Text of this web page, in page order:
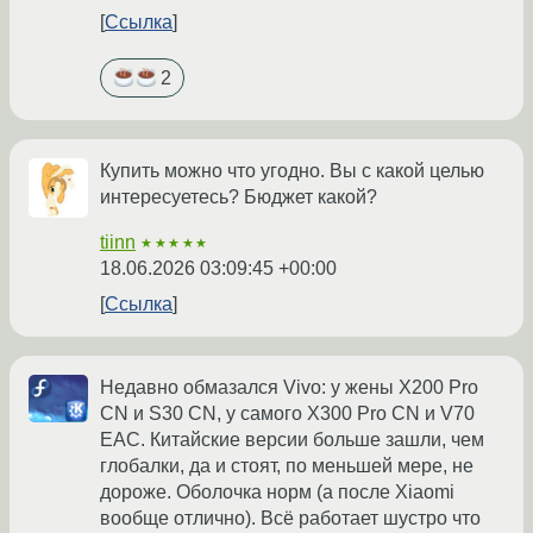
Ссылка
2
Купить можно что угодно. Вы с какой целью
интересуетесь? Бюджет какой?
tiinn ★★★★★
18.06.2026 03:09:45 +00:00
Ссылка
Недавно обмазался Vivo: у жены X200 Pro
CN и S30 CN, у самого X300 Pro CN и V70
EAC. Китайские версии больше зашли, чем
глобалки, да и стоят, по меньшей мере, не
дороже. Оболочка норм (а после Xiaomi
вообще отлично). Всё работает шустро что